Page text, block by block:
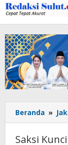
Lewati
ke
konten
Beranda »
Saksi